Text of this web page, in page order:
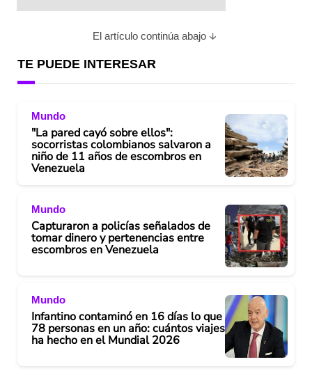
El artículo continúa abajo
TE PUEDE INTERESAR
Mundo
"La pared cayó sobre ellos":
socorristas colombianos salvaron a
niño de 11 años de escombros en
Venezuela
Mundo
Capturaron a policías señalados de
tomar dinero y pertenencias entre
escombros en Venezuela
Mundo
Infantino contaminó en 16 días lo que
78 personas en un año: cuántos viajes
ha hecho en el Mundial 2026